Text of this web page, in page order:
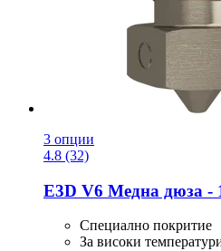
3 опции
4.8 (32)
E3D V6 Медна дюза -​
Специално покритие
За високи